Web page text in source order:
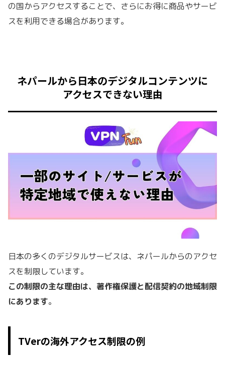
の国からアクセスすることで、さらにお得に商品やサービ
スを利用できる場合があります。
ネパールから日本のデジタルコンテンツに
アクセスできない理由
日本の多くのデジタルサービスは、ネパールからのアクセ
スを制限しています。
この制限の主な理由は、著作権保護と配信契約の地域制限
にあります。
TVerの海外アクセス制限の例